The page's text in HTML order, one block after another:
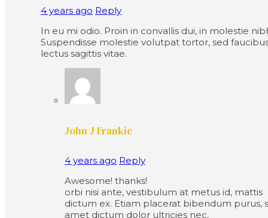
4 years ago Reply
In eu mi odio. Proin in convallis dui, in molestie
Suspendisse molestie volutpat tortor, sed
lectus sagittis vitae.
John J Frankie
4 years ago Reply
Awesome! thanks!
orbi nisi ante, vestibulum at metus id, mattis
dictum ex. Etiam placerat bibendum purus,
amet dictum dolor ultricies nec.